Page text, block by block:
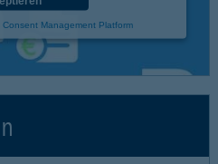
Consent Management Platform